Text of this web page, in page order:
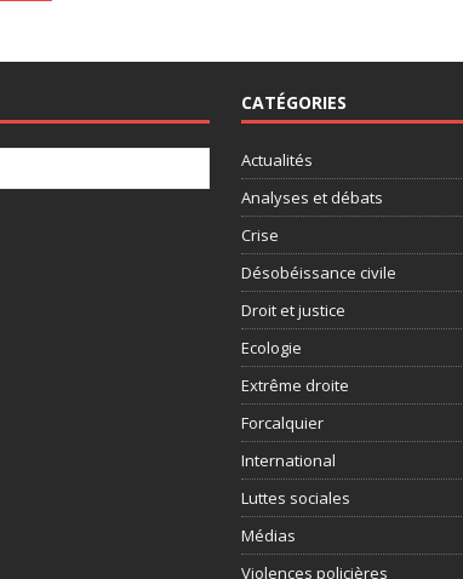
CATÉGORIES
Actualités
Analyses et débats
Crise
Désobéissance civile
Droit et justice
Ecologie
Extrême droite
Forcalquier
International
Luttes sociales
Médias
Violences policières